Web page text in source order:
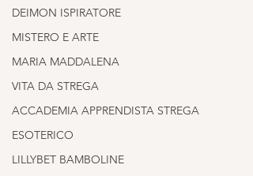
DEIMON ISPIRATORE
MISTERO E ARTE
MARIA MADDALENA
VITA DA STREGA
ACCADEMIA APPRENDISTA STREGA
ESOTERICO
LILLYBET BAMBOLINE